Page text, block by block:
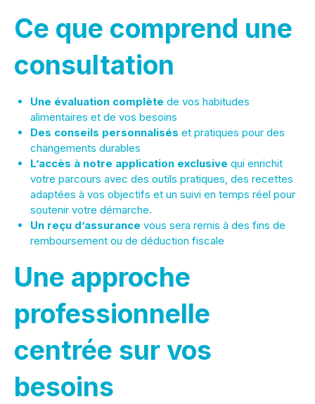
Ce que comprend une
consultation
Une évaluation complète de vos habitudes
alimentaires et de vos besoins
Des conseils personnalisés et pratiques pour des
changements durables
L’accès à notre application exclusive qui enrichit
votre parcours avec des outils pratiques, des recettes
adaptées à vos objectifs et un suivi en temps réel pour
soutenir votre démarche.
Un reçu d’assurance vous sera remis à des fins de
remboursement ou de déduction fiscale
Une approche
professionnelle
centrée sur vos
besoins